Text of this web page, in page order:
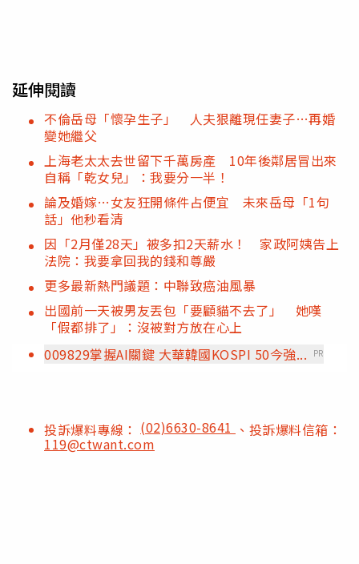
延伸閱讀
不倫岳母「懷孕生子」 人夫狠離現任妻子…再婚
變她繼父
上海老太太去世留下千萬房產 10年後鄰居冒出來
自稱「乾女兒」：我要分一半！
論及婚嫁…女友狂開條件占便宜 未來岳母「1句
話」他秒看清
因「2月僅28天」被多扣2天薪水！ 家政阿姨告上
法院：我要拿回我的錢和尊嚴
更多最新熱門議題：中聯致癌油風暴
出國前一天被男友丟包「要顧貓不去了」 她嘆
「假都排了」：沒被對方放在心上
009829掌握AI關鍵 大華韓國KOSPI 50今強...
PR
投訴爆料專線： (02)6630-8641 、投訴爆料信箱：
119@ctwant.com